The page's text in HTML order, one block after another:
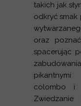
takich jak
odkryć
oraz
spacerując
colombo i